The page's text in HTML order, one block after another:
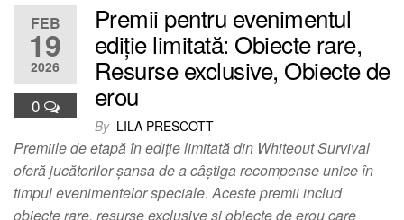
FEB
19
2026
0
Premii pentru evenimentul
ediție limitată: Obiecte rare,
Resurse exclusive, Obiecte de
erou
By LILA PRESCOTT
Premiile de etapă în ediție limitată din Whiteout Survival
oferă jucătorilor șansa de a câștiga recompense unice în
timpul evenimentelor speciale. Aceste premii includ
obiecte rare, resurse exclusive și obiecte de erou care